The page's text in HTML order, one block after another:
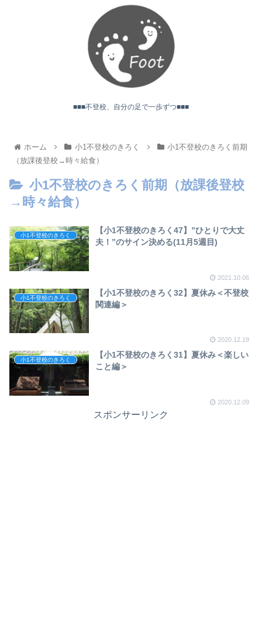
■■■不登校、自分の足で一歩ずつ■■■
ホーム 小1不登校のきろく
小1不登校のきろく前期
（放課後登校→時々給食）
小1不登校のきろく前期（放課後登校
→時々給食）
小1不登校のきろく
【小1不登校のきろく47】”ひとりで大丈
夫！”のサイン決める(11月5週目)
2021.10.06
小1不登校のきろく
【小1不登校のきろく32】夏休み＜不登校
関連編＞
2020.12.19
小1不登校のきろく
【小1不登校のきろく31】夏休み＜楽しい
こと編＞
2020.12.09
スポンサーリンク